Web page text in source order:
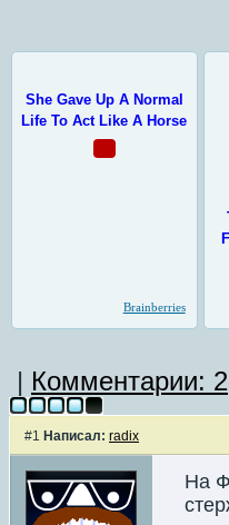
| Комментарии: 2
#1 Написал: radix
На